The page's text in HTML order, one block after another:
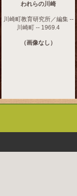
われらの川崎
川崎町教育研究所／編集 --
川崎町 -- 1969.4
（画像なし）